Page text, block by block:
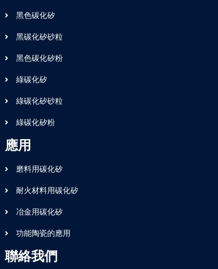
黑色碳化矽
黑碳化矽砂粒
黑色碳化矽粉
綠碳化矽
綠碳化矽砂粒
綠碳化矽粉
應用
磨料用碳化矽
耐火材料用碳化矽
冶金用碳化矽
功能陶瓷的應用
聯絡我們